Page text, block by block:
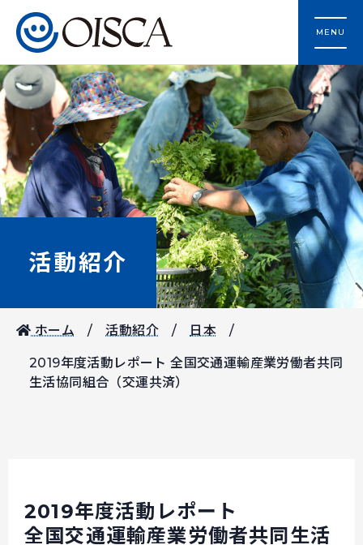
MENU
活動紹介
ホーム 活動紹介 日本
2019年度活動レポート 全国交通運輸産業労働者共同
生活協同組合（交運共済）
2019年度活動レポート
全国交通運輸産業労働者共同生活